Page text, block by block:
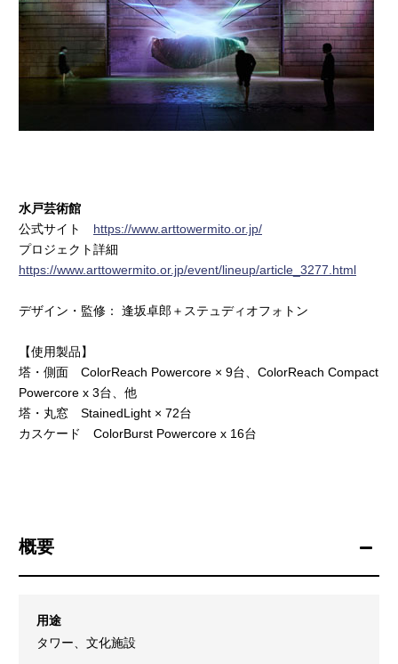
水戸芸術館
公式サイト https://www.arttowermito.or.jp/
プロジェクト詳細
https://www.arttowermito.or.jp/event/lineup/article_3277.html
デザイン・監修： 逢坂卓郎＋ステュディオフォトン
【使用製品】
塔・側面 ColorReach Powercore × 9台、ColorReach Compact
Powercore x 3台、他
塔・丸窓 StainedLight × 72台
カスケード ColorBurst Powercore x 16台
概要
用途
タワー、文化施設